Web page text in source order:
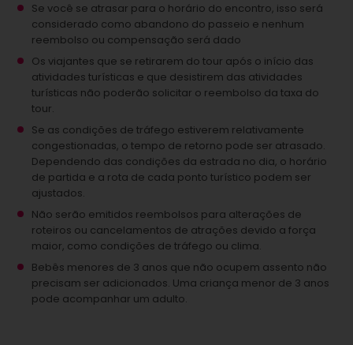
Se você se atrasar para o horário do encontro, isso será
considerado como abandono do passeio e nenhum
reembolso ou compensação será dado
Os viajantes que se retirarem do tour após o início das
atividades turísticas e que desistirem das atividades
turísticas não poderão solicitar o reembolso da taxa do
tour.
Se as condições de tráfego estiverem relativamente
congestionadas, o tempo de retorno pode ser atrasado.
Dependendo das condições da estrada no dia, o horário
de partida e a rota de cada ponto turístico podem ser
ajustados.
Não serão emitidos reembolsos para alterações de
roteiros ou cancelamentos de atrações devido a força
maior, como condições de tráfego ou clima.
Bebês menores de 3 anos que não ocupem assento não
precisam ser adicionados. Uma criança menor de 3 anos
pode acompanhar um adulto.